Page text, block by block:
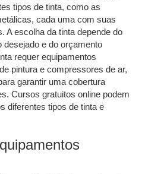
tipos de tinta, como as
cada uma com suas
A escolha da tinta depende do
desejado e do orçamento
requer equipamentos
pintura e compressores de ar,
garantir uma cobertura
Cursos gratuitos online podem
diferentes tipos de tinta e